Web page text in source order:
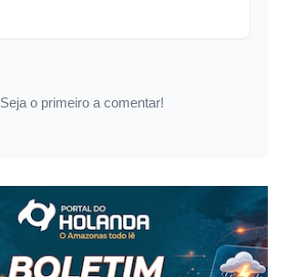
Seja o primeiro a comentar!